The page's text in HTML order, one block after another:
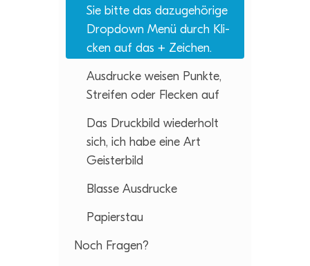
Sie bitte das dazu­ge­hö­rige
Drop­down Menü durch Kli­
cken auf das + Zeichen.
Aus­dru­cke wei­sen Punkte,
Strei­fen oder Fle­cken auf
Das Druck­bild wie­der­holt
sich, ich habe eine Art
Geisterbild
Blasse Aus­dru­cke
Papier­stau
Noch Fra­gen?